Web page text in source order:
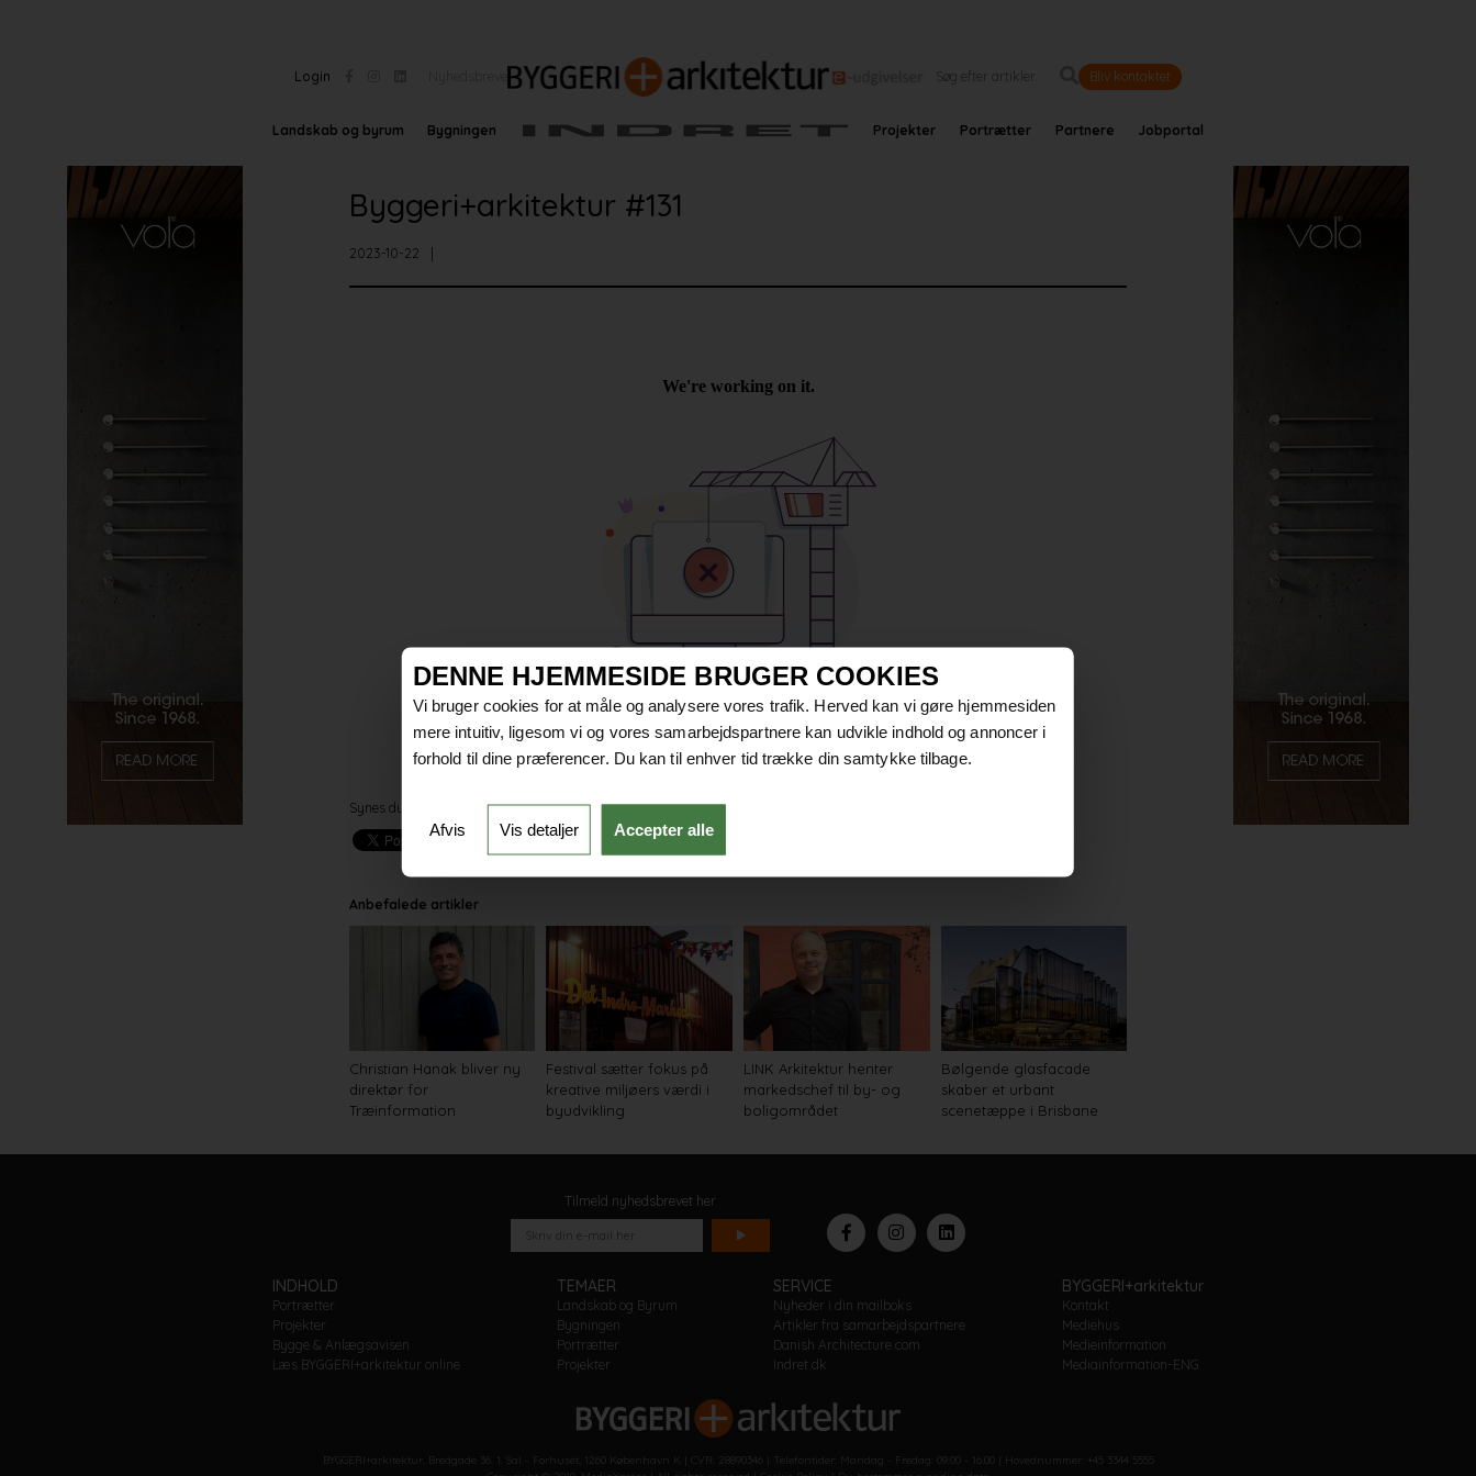
Login Bliv kontaktet
Landskab og byrum Bygningen Projekter Portrætter Partnere Jobportal
Byggeri+arkitektur #131
2023-10-22
Synes du godt om artiklen? Del den med dit netværk!
Anbefalede artikler
Christian Hanak bliver ny
direktør for
Træinformation
Festival sætter fokus på
kreative miljøers værdi i
byudvikling
LINK Arkitektur henter
markedschef til by- og
boligområdet
Bølgende glasfacade
skaber et urbant
scenetæppe i Brisbane
Tilmeld nyhedsbrevet her
INDHOLD
Portrætter
Projekter
Bygge & Anlægsavisen
Læs BYGGERI+arkitektur online
TEMAER
Landskab og Byrum
Bygningen
Portrætter
Projekter
SERVICE
Nyheder i din mailboks
Artikler fra samarbejdspartnere
Danish Architecture.com
Indret.dk
BYGGERI+arkitektur
Kontakt
Mediehus
Medieinformation
Mediainformation-ENG
BYGGERI+arkitektur, Bredgade 36. 1. Sal - Forhuset, 1260 København K | CVR: 28890346 | Telefontider: Mandag - Fredag: 09.00 - 16.00 | Hovednummer: +45 3344 5555
DENNE HJEMMESIDE BRUGER COOKIES
Vi bruger cookies for at måle og analysere vores trafik. Herved kan vi gøre hjemmesiden
mere intuitiv, ligesom vi og vores samarbejdspartnere kan udvikle indhold og annoncer i
forhold til dine præferencer. Du kan til enhver tid trække din samtykke tilbage.
Afvis Vis detaljer Accepter alle